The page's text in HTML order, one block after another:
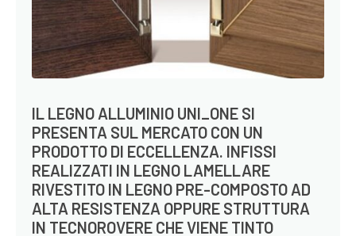
IL LEGNO ALLUMINIO UNI_ONE SI
PRESENTA SUL MERCATO CON UN
PRODOTTO DI ECCELLENZA. INFISSI
REALIZZATI IN LEGNO LAMELLARE
RIVESTITO IN LEGNO PRE-COMPOSTO AD
ALTA RESISTENZA OPPURE STRUTTURA
IN TECNOROVERE CHE VIENE TINTO